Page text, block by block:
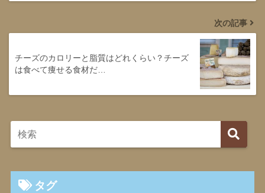
次の記事
チーズのカロリーと脂質はどれくらい？チーズ
は食べて痩せる食材だ…
タグ